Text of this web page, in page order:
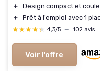
＋
Design compact et
＋
Prêt à l'emploi avec 1
★★★★★
★★★★★ 4,3/5 — 102 avis
Voir l'offre